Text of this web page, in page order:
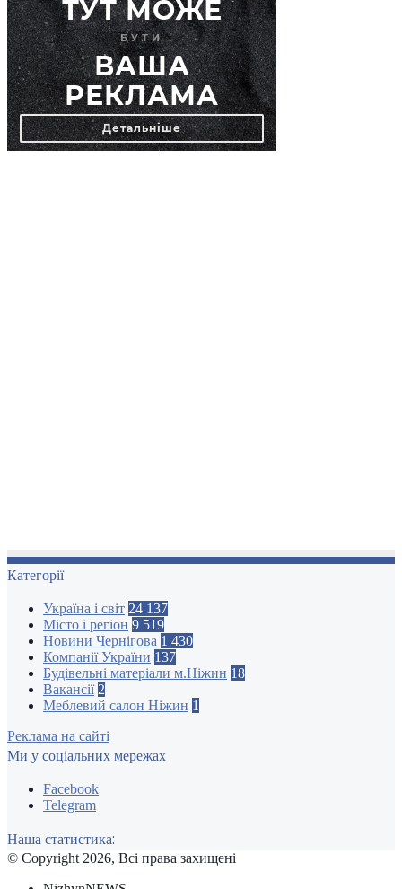
Категорії
Україна і світ 24 137
Місто і регіон 9 519
Новини Чернігова 1 430
Компанії України 137
Будівельні матеріали м.Ніжин 18
Вакансії 2
Меблевий салон Ніжин 1
Реклама на сайті
Ми у соціальних мережах
Facebook
Telegram
Наша статистика:
© Copyright 2026, Всі права захищені